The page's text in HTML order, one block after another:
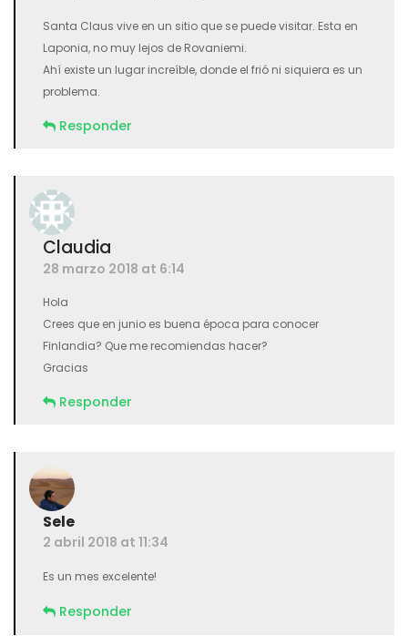
Santa Claus vive en un sitio que se puede visitar. Esta en
Laponia, no muy lejos de Rovaniemi.
Ahí existe un lugar increíble, donde el frió ni siquiera es un
problema.
Responder
Claudia
28 marzo 2018 at 6:14
Hola
Crees que en junio es buena época para conocer
Finlandia? Que me recomiendas hacer?
Gracias
Responder
Sele
2 abril 2018 at 11:34
Es un mes excelente!
Responder